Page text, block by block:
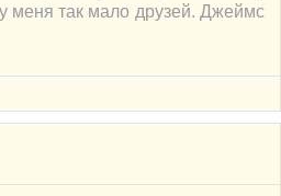
меня так мало друзей. Джеймс